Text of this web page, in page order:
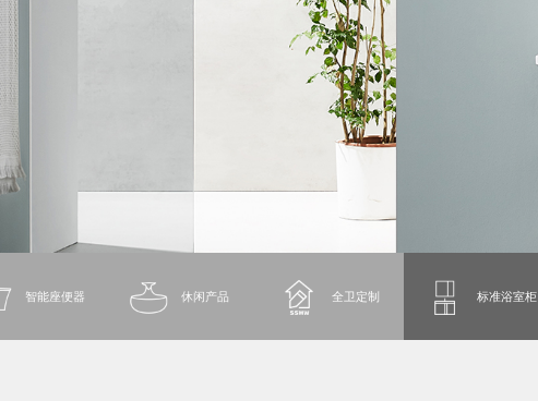
智能座便器 休闲产品 全卫定制 标准浴室柜